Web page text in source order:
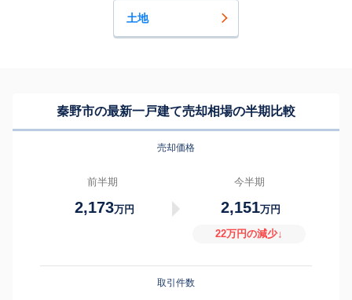
土地
秦野市の最新一戸建て売却相場の半期比較
売却価格
前半期
2,173万円
今半期
2,151万円
22万円の減少↓
取引件数